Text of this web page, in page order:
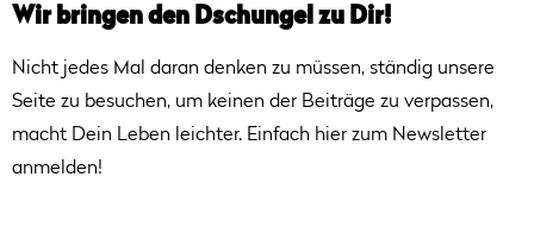
Wir bringen den Dschungel zu Dir!
Nicht jedes Mal daran denken zu müssen, ständig unsere
Seite zu besuchen, um keinen der Beiträge zu verpassen,
macht Dein Leben leichter. Einfach hier zum Newsletter
anmelden!